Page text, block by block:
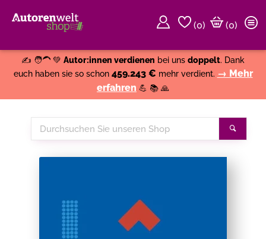
(0)
(0)
✍️ 🧑‍🦱 💚 Autor:innen verdienen bei uns doppelt. Dank
euch haben sie so schon 459.243 € mehr verdient. → Mehr
erfahren 💪 📚 🙏
Durchsuchen
Sie